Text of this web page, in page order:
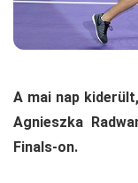
A mai nap
Agnieszka
Finals-on.